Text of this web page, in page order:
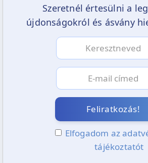
Szeretnél értesülni a
újdonságokról és ásvány
Feliratkozás!
Elfogadom az
tájékoztatót